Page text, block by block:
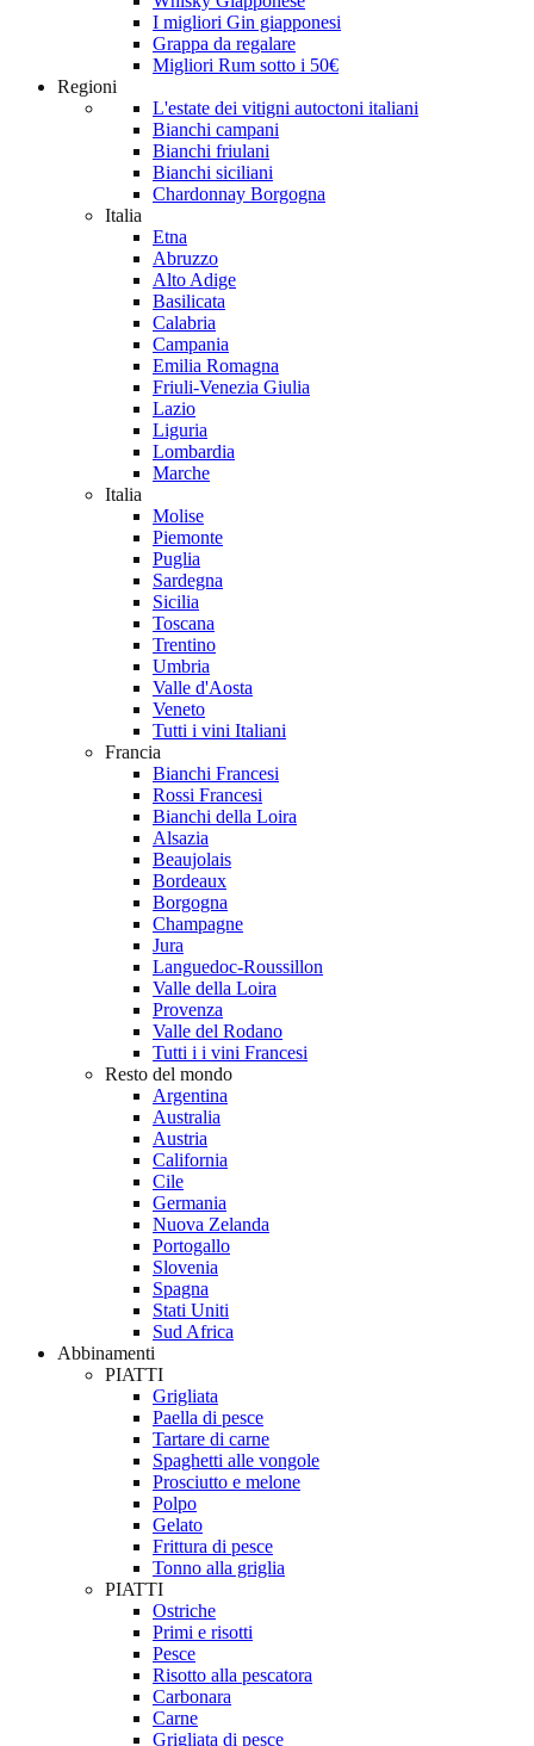
I migliori Gin giapponesi
Grappa da regalare
Migliori Rum sotto i 50€
Regioni
L'estate dei vitigni autoctoni italiani
Bianchi campani
Bianchi friulani
Bianchi siciliani
Chardonnay Borgogna
Italia
Etna
Abruzzo
Alto Adige
Basilicata
Calabria
Campania
Emilia Romagna
Friuli-Venezia Giulia
Lazio
Liguria
Lombardia
Marche
Italia
Molise
Piemonte
Puglia
Sardegna
Sicilia
Toscana
Trentino
Umbria
Valle d'Aosta
Veneto
Tutti i vini Italiani
Francia
Bianchi Francesi
Rossi Francesi
Bianchi della Loira
Alsazia
Beaujolais
Bordeaux
Borgogna
Champagne
Jura
Languedoc-Roussillon
Valle della Loira
Provenza
Valle del Rodano
Tutti i i vini Francesi
Resto del mondo
Argentina
Australia
Austria
California
Cile
Germania
Nuova Zelanda
Portogallo
Slovenia
Spagna
Stati Uniti
Sud Africa
Abbinamenti
PIATTI
Grigliata
Paella di pesce
Tartare di carne
Spaghetti alle vongole
Prosciutto e melone
Polpo
Gelato
Frittura di pesce
Tonno alla griglia
PIATTI
Ostriche
Primi e risotti
Pesce
Risotto alla pescatora
Carbonara
Carne
Grigliata di pesce